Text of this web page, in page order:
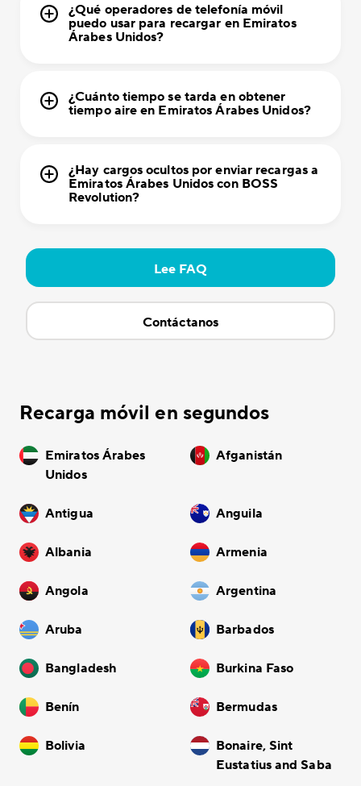
¿Qué operadores de telefonía móvil
puedo usar para recargar en Emiratos
Árabes Unidos?
¿Cuánto tiempo se tarda en obtener
tiempo aire en Emiratos Árabes Unidos?
¿Hay cargos ocultos por enviar recargas a
Emiratos Árabes Unidos con BOSS
Revolution?
Lee FAQ
Contáctanos
Recarga móvil en segundos
Emiratos Árabes
Unidos
Afganistán
Antigua Anguila
Albania Armenia
Angola Argentina
Aruba Barbados
Bangladesh Burkina Faso
Benín Bermudas
Bolivia
Bonaire, Sint
Eustatius and Saba